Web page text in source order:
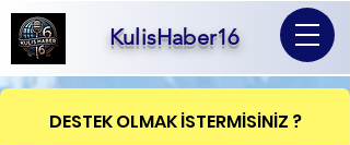
KulisHaber16
DESTEK OLMAK İSTERMİSİNİZ ?